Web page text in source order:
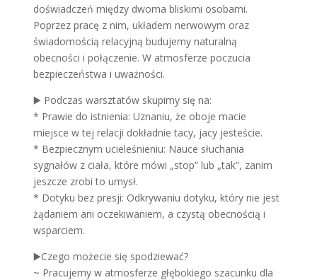
doświadczeń między dwoma bliskimi osobami.
Poprzez pracę z nim, układem nerwowym oraz
świadomością relacyjną budujemy naturalną
obecności i połączenie. W atmosferze poczucia
bezpieczeństwa i uważności.
▶️ Podczas warsztatów skupimy się na:
* Prawie do istnienia: Uznaniu, że oboje macie
miejsce w tej relacji dokładnie tacy, jacy jesteście.
* Bezpiecznym ucieleśnieniu: Nauce słuchania
sygnałów z ciała, które mówi „stop” lub „tak”, zanim
jeszcze zrobi to umysł.
* Dotyku bez presji: Odkrywaniu dotyku, który nie jest
żądaniem ani oczekiwaniem, a czystą obecnością i
wsparciem.
▶️Czego możecie się spodziewać?
~ Pracujemy w atmosferze głębokiego szacunku dla